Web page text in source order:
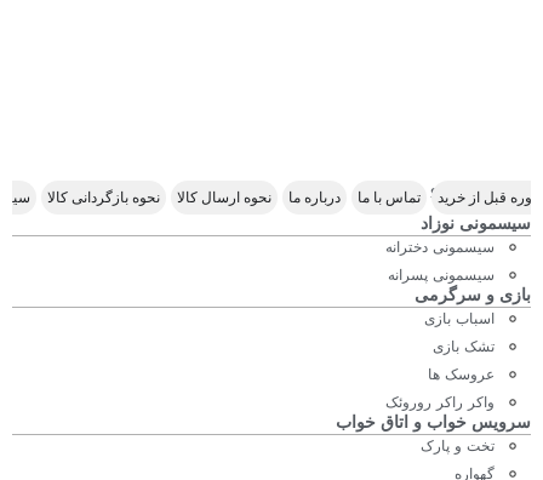
Scroll Right
قبل از خرید تماس با ما درباره ما نحوه ارسال کالا نحوه بازگردانی کالا
سیسمونی نوزاد
سیسمونی دخترانه
سیسمونی پسرانه
بازی و سرگرمی
اسباب بازی
تشک بازی
عروسک ها
واکر راکر روروئک
سرویس خواب و اتاق خواب
تخت و پارک
گهواره